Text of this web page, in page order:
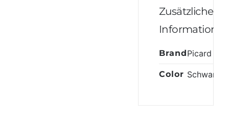
Zusätzliche
BrandPicard
Color Schwarz